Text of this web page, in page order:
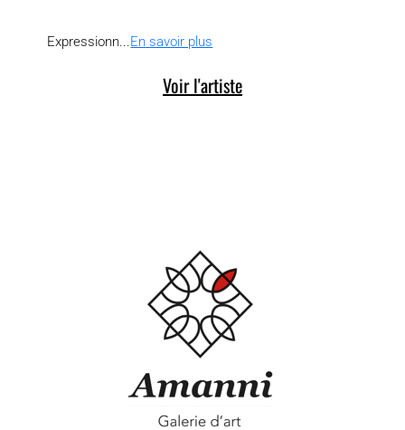
Expressionn...En savoir plus
Voir l'artiste